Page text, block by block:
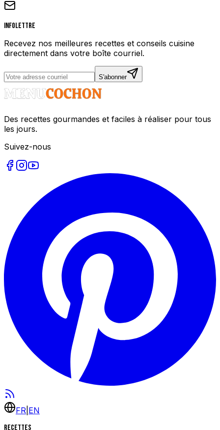
Infolettre
Recevez nos meilleures recettes et conseils cuisine
directement dans votre boîte courriel.
S'abonner
Des recettes gourmandes et faciles à réaliser pour tous
les jours.
Suivez-nous
FR EN
Recettes